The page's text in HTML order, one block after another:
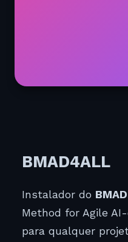
BMAD4ALL
Instalador do
Method for Agile
para qualquer